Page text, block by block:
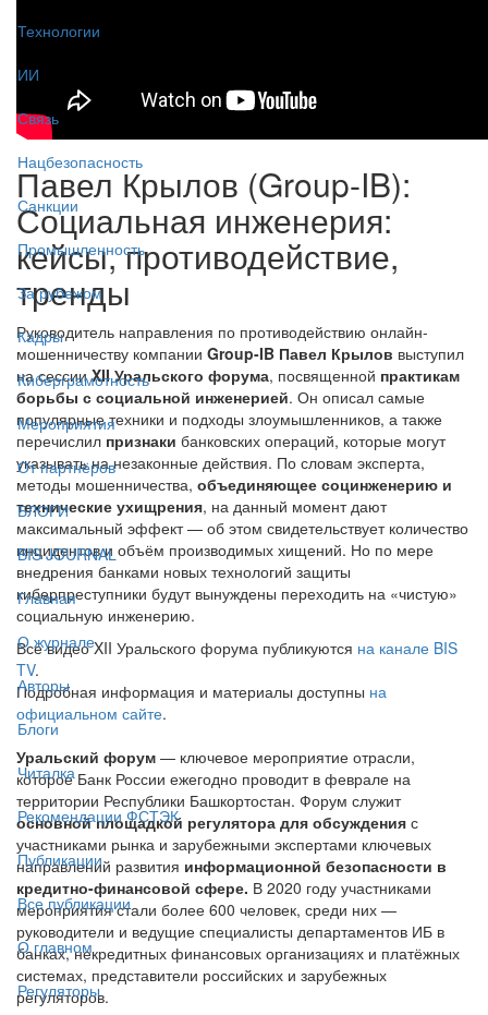
Технологии
ИИ
Связь
Нацбезопасность
Санкции
Промышленность
За рубежом
Кадры
Киберграмотность
Мероприятия
От партнёров
БЛОГИ
BIS JOURNAL
Главная
О журнале
Авторы
Блоги
Читалка
Рекомендации ФСТЭК
Публикации
Все публикации
О главном
Регуляторы
Павел Крылов (Group-IB):
Социальная инженерия:
кейсы, противодействие,
тренды
Руководитель направления по противодействию онлайн-
мошенничеству компании Group-IB Павел Крылов выступил
на сессииXII Уральского форума, посвященной практикам
борьбы с социальной инженерией. Он описал самые
популярные техники и подходы злоумышленников, а также
перечислил признаки банковских операций, которые могут
указывать на незаконные действия. По словам эксперта,
методы мошенничества, объединяющее социнженерию и
технические ухищрения, на данный момент дают
максимальный эффект — об этом свидетельствует количество
инцидентов и объём производимых хищений. Но по мере
внедрения банками новых технологий защиты
киберпреступники будут вынуждены переходить на «чистую»
социальную инженерию.
Все видео XII Уральского форума публикуются на канале BIS
TV.
Подробная информация и материалы доступны на
официальном сайте.
Уральский форум — ключевое мероприятие отрасли,
которое Банк России ежегодно проводит в феврале на
территории Республики Башкортостан. Форум служит
основной площадкой регулятора для обсуждения с
участниками рынка и зарубежными экспертами ключевых
направлений развития информационной безопасности в
кредитно-финансовой сфере. В 2020 году участниками
мероприятия стали более 600 человек, среди них —
руководители и ведущие специалисты департаментов ИБ в
банках, некредитных финансовых организациях и платёжных
системах, представители российских и зарубежных
регуляторов.